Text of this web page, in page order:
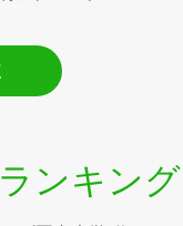
ランキング